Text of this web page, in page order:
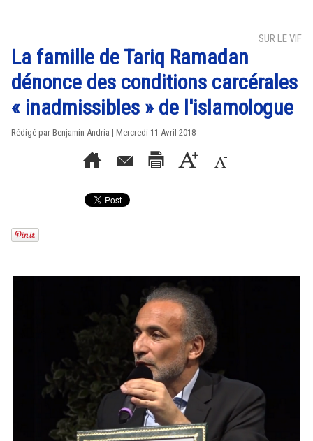
SUR LE VIF
La famille de Tariq Ramadan
dénonce des conditions carcérales
« inadmissibles » de l'islamologue
Rédigé par Benjamin Andria | Mercredi 11 Avril 2018